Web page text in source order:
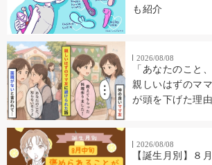
も紹介
2026/08/08
「あなたのこと
親しいはずのマ
が頭を下げた理由
2026/08/08
【誕生月別】８